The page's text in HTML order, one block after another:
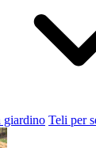
giardino Teli per